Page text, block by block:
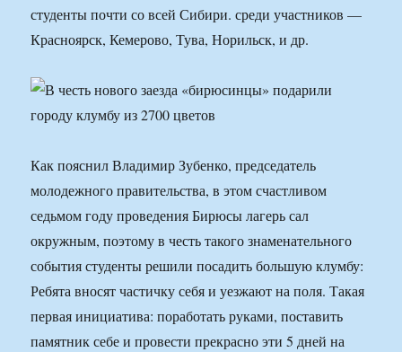
студенты почти со всей Сибири. среди участников —
Красноярск, Кемерово, Тува, Норильск, и др.
Как пояснил Владимир Зубенко, председатель
молодежного правительства, в этом счастливом
седьмом году проведения Бирюсы лагерь сал
окружным, поэтому в честь такого знаменательного
события студенты решили посадить большую клумбу:
Ребята вносят частичку себя и уезжают на поля. Такая
первая инициатива: поработать руками, поставить
памятник себе и провести прекрасно эти 5 дней на